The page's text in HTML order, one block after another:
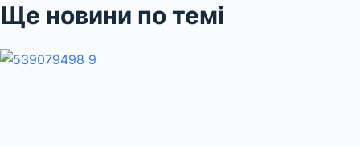
Ще новини по темі